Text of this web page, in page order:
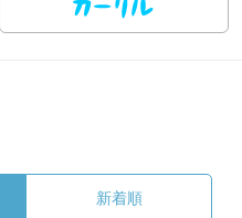
新着順